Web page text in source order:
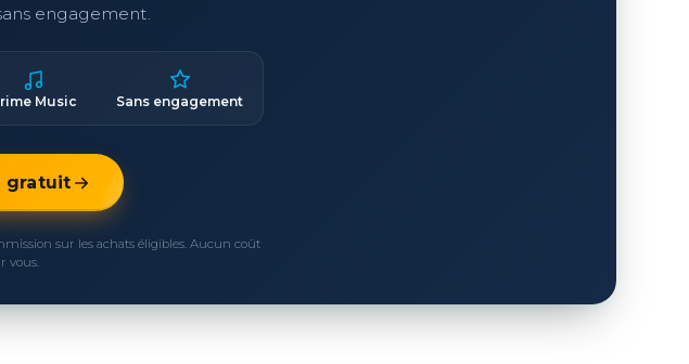
engagement.
Music Sans engagement
gratuit
sur les achats éligibles. Aucun coût
vous.